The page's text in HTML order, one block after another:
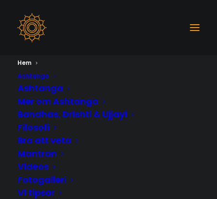
Hem
Ashtanga
Ashtanga
Mer om Ashtanga
Bandhas, Drishti & Ujjayi
Filosofi
Bra att veta
Mantran
Videos
Fotogalleri
Vi tipsar